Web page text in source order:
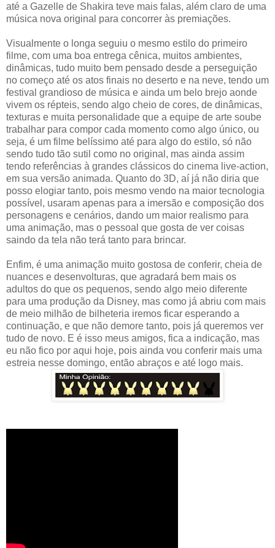
até a Gazelle de Shakira teve mais falas, além claro de uma
música nova original para concorrer às premiações.
Visualmente o longa seguiu o mesmo estilo do primeiro
filme, com uma boa entrega cênica, muitos ambientes,
dinâmicas, tudo muito bem pensado desde a perseguição
no começo até os atos finais no deserto e na neve, tendo um
festival grandioso de música e ainda um belo brejo aonde
vivem os répteis, sendo algo cheio de cores, de dinâmicas,
texturas e muita personalidade que a equipe de arte soube
trabalhar para compor cada momento como algo único, ou
seja, é um filme belíssimo até para algo do estilo, só não
sendo tudo tão sutil como no original, mas ainda assim
tendo referências à grandes clássicos do cinema live-action,
em sua versão animada. Quanto do 3D, aí já não diria que
posso elogiar tanto, pois mesmo vendo na maior tecnologia
possível, usaram apenas para a imersão e composição dos
personagens e cenários, dando um maior realismo para
uma animação, mas o pessoal que gosta de ver coisas
saindo da tela não terá tanto para brincar.
Enfim, é uma animação muito gostosa de conferir, cheia de
nuances e desenvolturas, que agradará bem mais os
adultos do que os pequenos, sendo algo meio diferente
para uma produção da Disney, mas como já abriu com mais
de meio milhão de bilheteria iremos ficar esperando a
continuação, e que não demore tanto, pois já queremos ver
tudo de novo. E é isso meus amigos, fica a indicação, mas
eu não fico por aqui hoje, pois ainda vou conferir mais uma
estreia nesse domingo, então abraços e até logo mais.